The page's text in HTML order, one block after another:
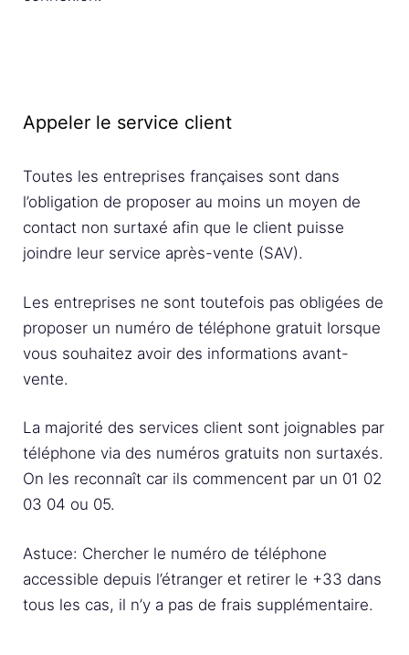
Appeler le service client
Toutes les entreprises françaises sont dans
l’obligation de proposer au moins un moyen de
contact non surtaxé afin que le client puisse
joindre leur service après-vente (SAV).
Les entreprises ne sont toutefois pas obligées de
proposer un numéro de téléphone gratuit lorsque
vous souhaitez avoir des informations avant-
vente.
La majorité des services client sont joignables par
téléphone via des numéros gratuits non surtaxés.
On les reconnaît car ils commencent par un 01 02
03 04 ou 05.
Astuce: Chercher le numéro de téléphone
accessible depuis l’étranger et retirer le +33 dans
tous les cas, il n’y a pas de frais supplémentaire.